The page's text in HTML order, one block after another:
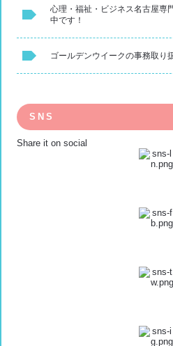
心理・福祉・ビジネス名古屋専
中です！
ゴールデンウイークの事務取り
SNS
Share it on social